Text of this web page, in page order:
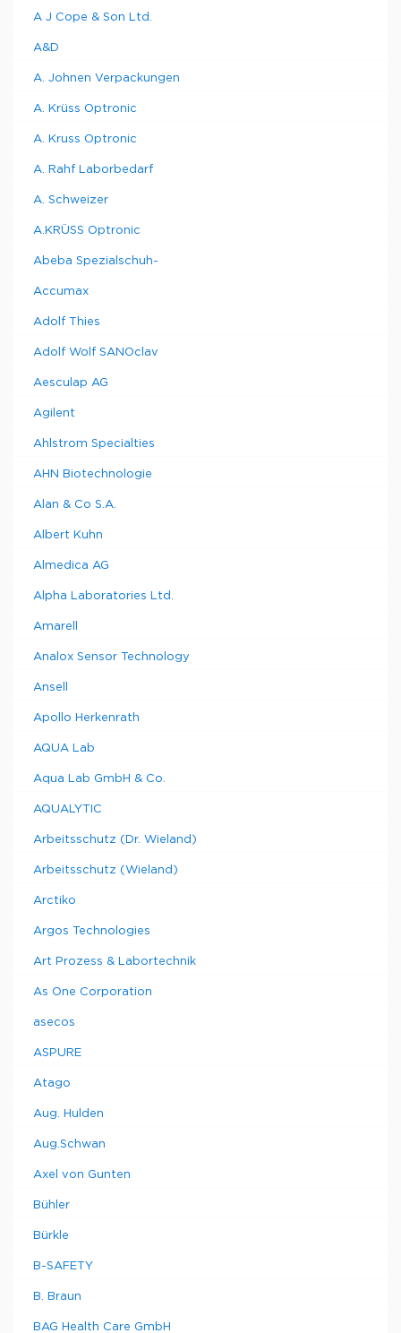
A J Cope & Son Ltd.
A&D
A. Johnen Verpackungen
A. Krüss Optronic
A. Kruss Optronic
A. Rahf Laborbedarf
A. Schweizer
A.KRÜSS Optronic
Abeba Spezialschuh-
Accumax
Adolf Thies
Adolf Wolf SANOclav
Aesculap AG
Agilent
Ahlstrom Specialties
AHN Biotechnologie
Alan & Co S.A.
Albert Kuhn
Almedica AG
Alpha Laboratories Ltd.
Amarell
Analox Sensor Technology
Ansell
Apollo Herkenrath
AQUA Lab
Aqua Lab GmbH & Co.
AQUALYTIC
Arbeitsschutz (Dr. Wieland)
Arbeitsschutz (Wieland)
Arctiko
Argos Technologies
Art Prozess & Labortechnik
As One Corporation
asecos
ASPURE
Atago
Aug. Hulden
Aug.Schwan
Axel von Gunten
Bühler
Bürkle
B-SAFETY
B. Braun
BAG Health Care GmbH